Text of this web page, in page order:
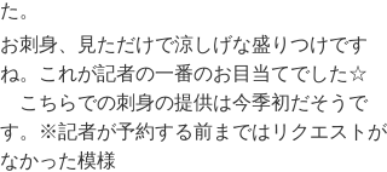
た。
お刺身、見ただけで涼しげな盛りつけです
ね。これが記者の一番のお目当てでした☆
こちらでの刺身の提供は今季初だそうで
す。※記者が予約する前まではリクエストが
なかった模様